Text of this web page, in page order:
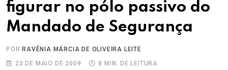
figurar no pólo passivo do
Mandado de Segurança
POR RAVÊNIA MÁRCIA DE OLIVEIRA LEITE
23 DE MAIO DE 2009
8 MIN. DE LEITURA